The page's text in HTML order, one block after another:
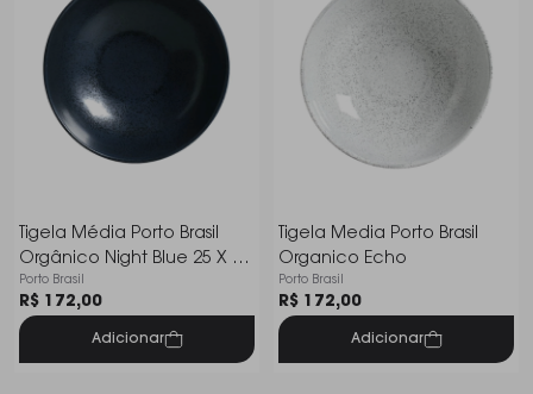
Tigela Média Porto Brasil
Orgânico Night Blue 25 X 8
Cm
Porto Brasil
R$ 172,00
Adicionar
Tigela Media Porto Brasil
Organico Echo
Porto Brasil
R$ 172,00
Adicionar